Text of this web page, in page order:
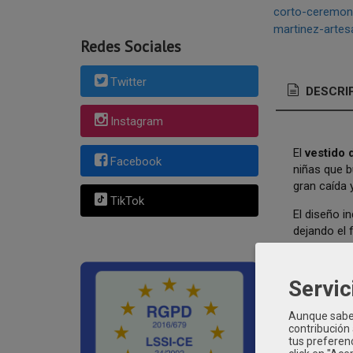
Redes Sociales
Twitter
Instagram
Facebook
TikTok
corto-
martinez-
Elvestido
niñas que
gran caída
El diseño
dejando el
un toque
Este
cuidados y
Aunque
contribución
tus